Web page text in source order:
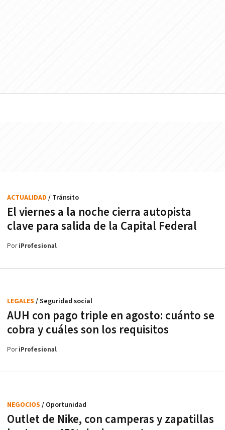
El viernes a la noche cierra autopista
clave para salida de la Capital Federal
ACTUALIDAD / Tránsito
PoriProfesional
AUH con pago triple en agosto: cuánto se
cobra y cuáles son los requisitos
LEGALES / Seguridad social
PoriProfesional
Outlet de Nike, con camperas y zapatillas
NEGOCIOS / Oportunidad